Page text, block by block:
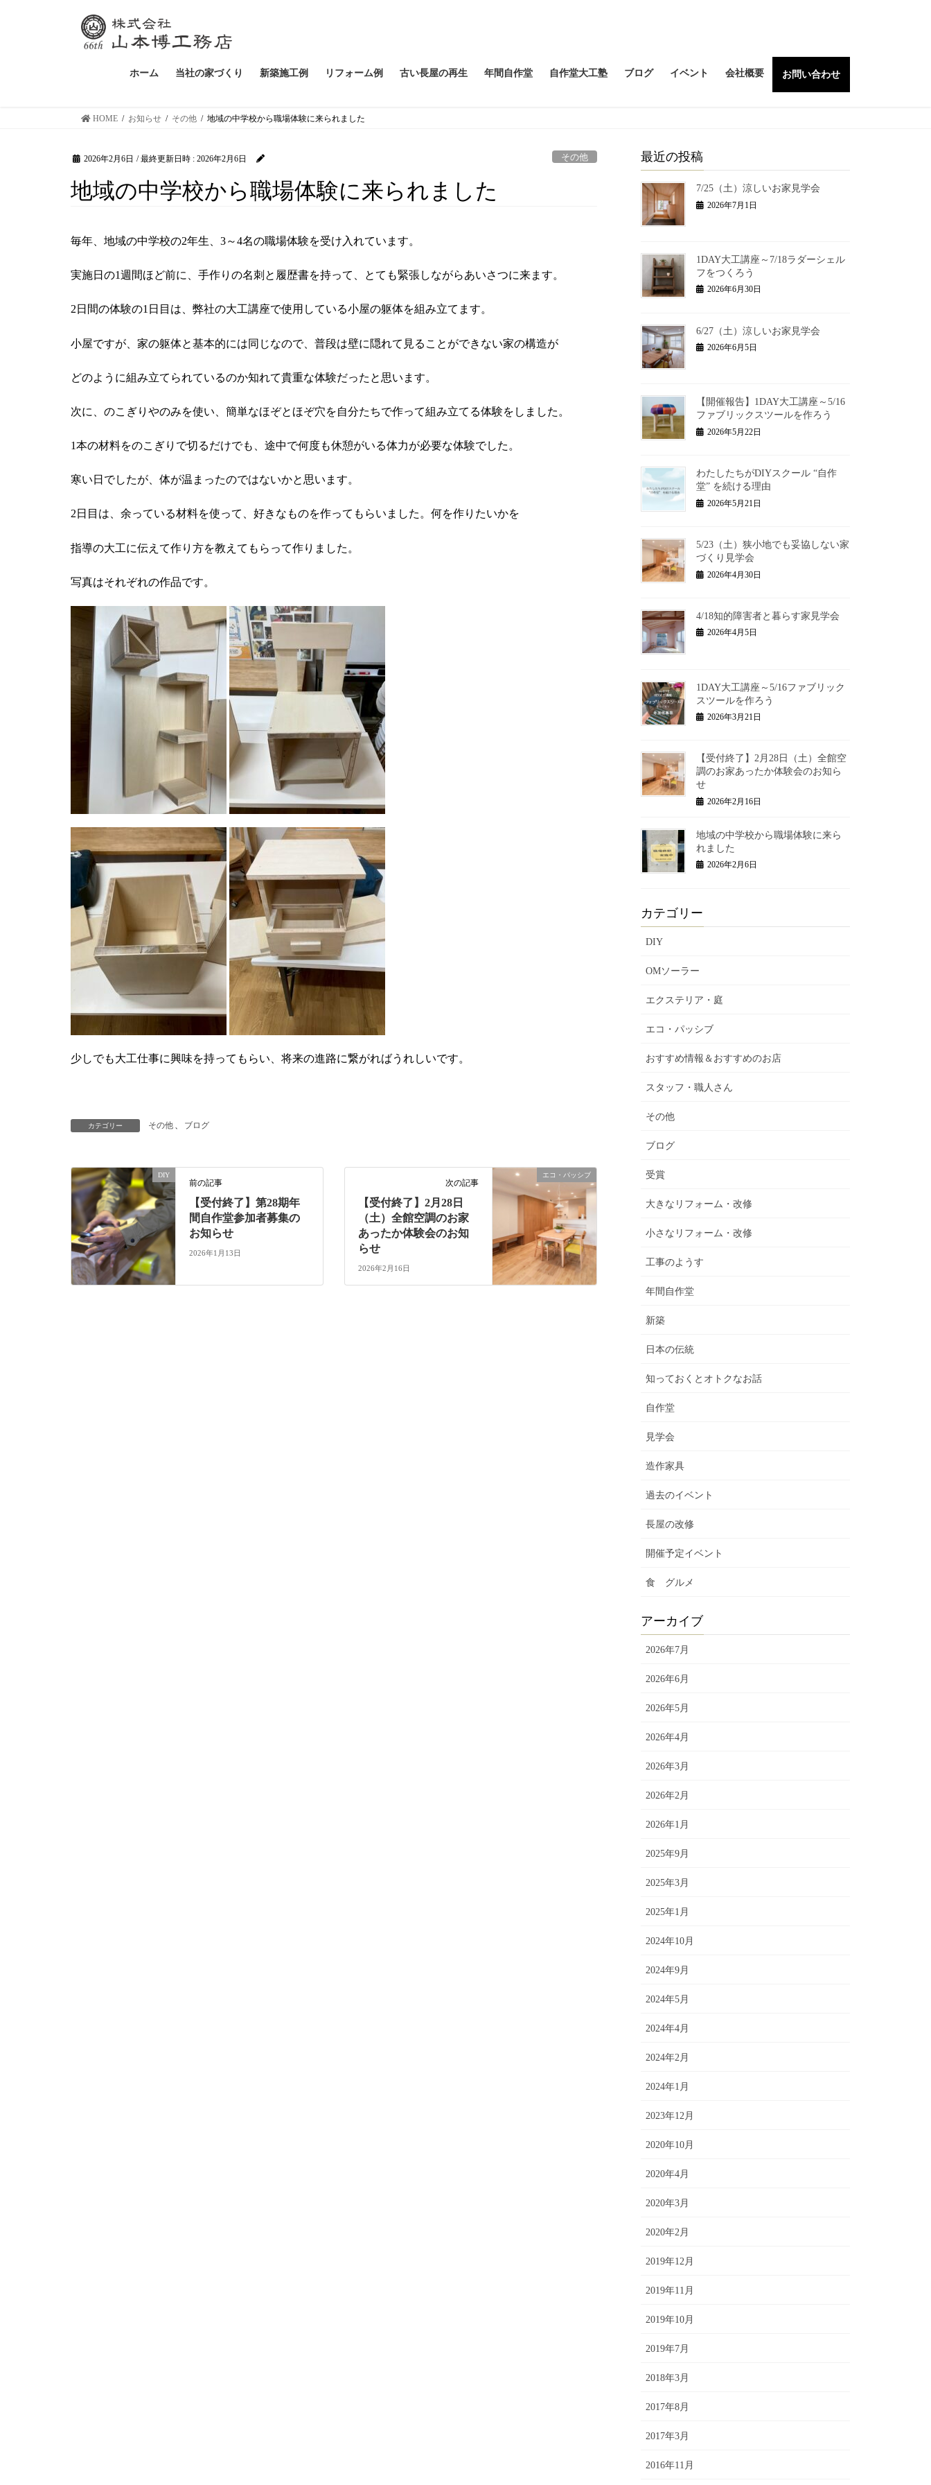
ホーム 当社の家づくり 新築施工例 リフォーム例 古い長屋の再生 年間自作堂 自作堂大工塾 ブログ イベント 会社概要 お問い合わせ
HOME お知らせ その他 地域の中学校から職場体験に来られました
2026年2月6日 / 最終更新日時 : 2026年2月6日 その他
地域の中学校から職場体験に来られました
毎年、地域の中学校の2年生、3～4名の職場体験を受け入れています。
実施日の1週間ほど前に、手作りの名刺と履歴書を持って、とても緊張しながらあいさつに来ます。
2日間の体験の1日目は、弊社の大工講座で使用している小屋の躯体を組み立てます。
小屋ですが、家の躯体と基本的には同じなので、普段は壁に隠れて見ることができない家の構造が
どのように組み立てられているのか知れて貴重な体験だったと思います。
次に、のこぎりやのみを使い、簡単なほぞとほぞ穴を自分たちで作って組み立てる体験をしました。
1本の材料をのこぎりで切るだけでも、途中で何度も休憩がいる体力が必要な体験でした。
寒い日でしたが、体が温まったのではないかと思います。
2日目は、余っている材料を使って、好きなものを作ってもらいました。何を作りたいかを
指導の大工に伝えて作り方を教えてもらって作りました。
写真はそれぞれの作品です。
少しでも大工仕事に興味を持ってもらい、将来の進路に繋がればうれしいです。
カテゴリー その他 ブログ
DIY
前の記事
【受付終了】第28期年
間自作堂参加者募集の
お知らせ
2026年1月13日
エコ・パッシブ
次の記事
【受付終了】2月28日
（土）全館空調のお家
あったか体験会のお知
らせ
2026年2月16日
最近の投稿
7/25（土）涼しいお家見学会
2026年7月1日
1DAY大工講座～7/18ラダーシェル
フをつくろう
2026年6月30日
6/27（土）涼しいお家見学会
2026年6月5日
【開催報告】1DAY大工講座～5/16
ファブリックスツールを作ろう
2026年5月22日
わたしたちがDIYスクール “自作
堂” を続ける理由
2026年5月21日
5/23（土）狭小地でも妥協しない家
づくり見学会
2026年4月30日
4/18知的障害者と暮らす家見学会
2026年4月5日
1DAY大工講座～5/16ファブリック
スツールを作ろう
2026年3月21日
【受付終了】2月28日（土）全館空
調のお家あったか体験会のお知ら
せ
2026年2月16日
地域の中学校から職場体験に来ら
れました
2026年2月6日
カテゴリー
DIY
OMソーラー
エクステリア・庭
エコ・パッシブ
おすすめ情報＆おすすめのお店
スタッフ・職人さん
その他
ブログ
受賞
大きなリフォーム・改修
小さなリフォーム・改修
工事のようす
年間自作堂
新築
日本の伝統
知っておくとオトクなお話
自作堂
見学会
造作家具
過去のイベント
長屋の改修
開催予定イベント
食 グルメ
アーカイブ
2026年7月
2026年6月
2026年5月
2026年4月
2026年3月
2026年2月
2026年1月
2025年9月
2025年3月
2025年1月
2024年10月
2024年9月
2024年5月
2024年4月
2024年2月
2024年1月
2023年12月
2020年10月
2020年4月
2020年3月
2020年2月
2019年12月
2019年11月
2019年10月
2019年7月
2018年3月
2017年8月
2017年3月
2016年11月